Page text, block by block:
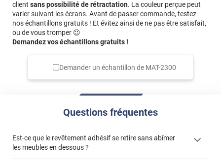
client sans possibilité de rétractation. La couleur perçue peut
varier suivant les écrans. Avant de passer commande, testez
nos échantillons gratuits ! Et évitez ainsi de ne pas être satisfait,
ou de vous tromper 😉
Demandez vos échantillons gratuits !
Demander un échantillon de MAT-2300
Questions fréquentes
Est-ce que le revêtement adhésif se retire sans abîmer
les meubles en dessous ?